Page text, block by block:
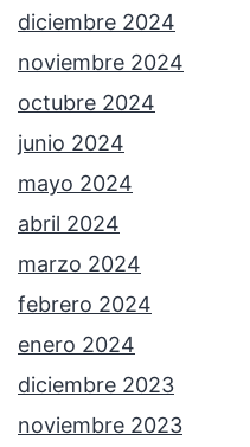
diciembre 2024
noviembre 2024
octubre 2024
junio 2024
mayo 2024
abril 2024
marzo 2024
febrero 2024
enero 2024
diciembre 2023
noviembre 2023